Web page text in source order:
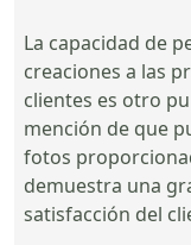
La capacidad de
creaciones a las
clientes es otro
mención de que
fotos
demuestra una
satisfacción del